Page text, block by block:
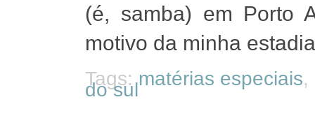
(é, samba) em Porto
motivo da minha
Tags:matérias especiais,
do sul